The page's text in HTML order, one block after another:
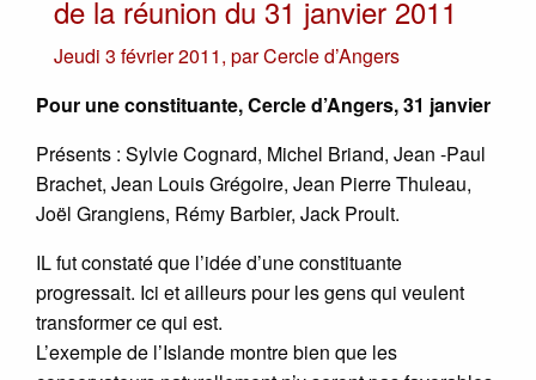
de la réunion du 31 janvier 2011
Jeudi 3 février 2011, parCercle d’Angers
Pour une constituante, Cercle d’Angers, 31 janvier
Présents : Sylvie Cognard, Michel Briand, Jean -Paul
Brachet, Jean Louis Grégoire, Jean Pierre Thuleau,
Joël Grangiens, Rémy Barbier, Jack Proult.
IL fut constaté que l’idée d’une constituante
progressait. Ici et ailleurs pour les gens qui veulent
transformer ce qui est.
L’exemple de l’Islande montre bien que les